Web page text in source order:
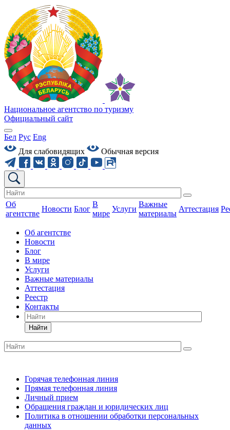
Национальное агентство по туризму
Официальный сайт
Бел Рус Eng
Для слабовидящих
Обычная версия
Об
агентстве
Новости Блог
В
мире
Услуги
Важные
материалы
Аттестация
Об агентстве
Новости
Блог
В мире
Услуги
Важные материалы
Аттестация
Реестр
Контакты
Найти
Горячая телефонная линия
Прямая телефонная линия
Личный прием
Обращения граждан и юридических лиц
Политика в отношении обработки персональных
данных